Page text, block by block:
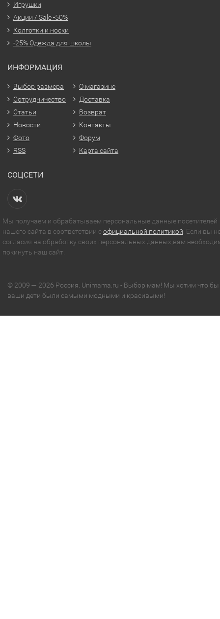
Игрушки
Акции / Sale -50%
Колготки и носки
-25% Одежда для школы
ИНФОРМАЦИЯ
Выбор размера
Сотрудничество
Статьи
Новости
Фото
RSS
О магазине
Доставка
Возврат
Контакты
Форум
Карта сайта
СОЦСЕТИ
Мы получаем и обрабатываем персональные данные посетителей
нашего сайта в соответствии софициальной политикой . Если вы
согласия на обработку своих персональных данных,вам
покинуть наш сайт.
© 2009 — 2026 Россия. Unimama.ru - Выбор мам! Мы хотим что бы
ваши дети были самыми модными и красивыми!